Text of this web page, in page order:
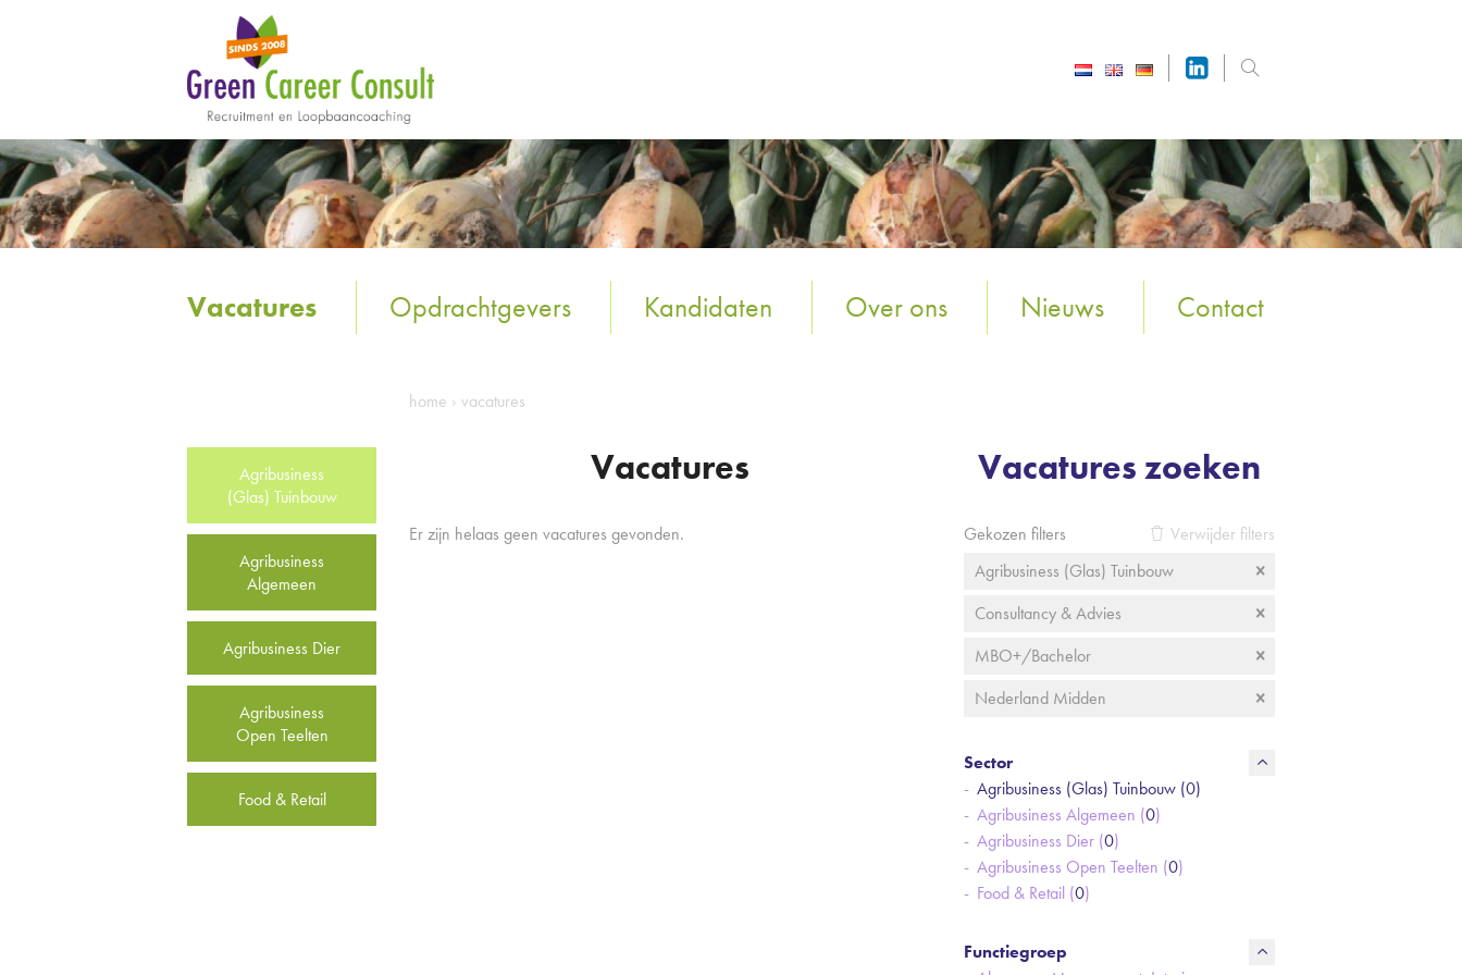
Vacatures Opdrachtgevers Kandidaten Over ons Nieuws Contact
home › vacatures
Vacatures
Er zijn helaas geen vacatures gevonden.
Agribusiness
(Glas) Tuinbouw
Agribusiness
Algemeen
Agribusiness Dier
Agribusiness
Open Teelten
Food & Retail
Vacatures zoeken
Gekozen filters
Verwijder filters
Agribusiness (Glas) Tuinbouw
Consultancy & Advies
MBO+/Bachelor
Nederland Midden
Sector
Agribusiness (Glas) Tuinbouw (0)
Agribusiness Algemeen (0)
Agribusiness Dier (0)
Agribusiness Open Teelten (0)
Food & Retail (0)
Functiegroep